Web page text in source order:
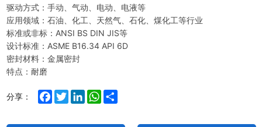
驱动方式：手动、气动、电动、电液等
应用领域：石油、化工、天然气、石化、煤化工等行业
标准或非标：ANSI BS DIN JIS等
设计标准：ASME B16.34 API 6D
密封材料：金属密封
特点：耐磨
分享： Facebook
TwitterLinkedInWhatsApp
Share